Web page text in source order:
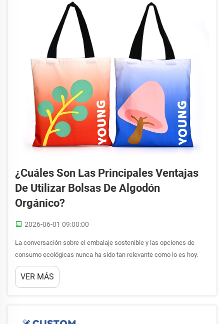
¿Cuáles Son Las Principales Ventajas
De Utilizar Bolsas De Algodón
Orgánico?
2026-06-01 09:00:00
La conversación sobre el embalaje sostenible y las opciones de
consumo ecológicas nunca ha sido tan relevante como lo es hoy.
Entre las muchas alternativas al plástico de un solo uso, la bolsa de
algodón destaca por su practicidad, versatilidad y respeto por el
VER MÁS